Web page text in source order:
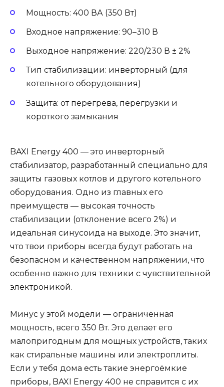
Мощность: 400 ВА (350 Вт)
Входное напряжение: 90–310 В
Выходное напряжение: 220/230 В ± 2%
Тип стабилизации: инверторный (для
котельного оборудования)
Защита: от перегрева, перегрузки и
короткого замыкания
BAXI Energy 400 — это инверторный
стабилизатор, разработанный специально для
защиты газовых котлов и другого котельного
оборудования. Одно из главных его
преимуществ — высокая точность
стабилизации (отклонение всего 2%) и
идеальная синусоида на выходе. Это значит,
что твои приборы всегда будут работать на
безопасном и качественном напряжении, что
особенно важно для техники с чувствительной
электроникой.
Минус у этой модели — ограниченная
мощность, всего 350 Вт. Это делает его
малопригодным для мощных устройств, таких
как стиральные машины или электроплиты.
Если у тебя дома есть такие энергоёмкие
приборы, BAXI Energy 400 не справится с их